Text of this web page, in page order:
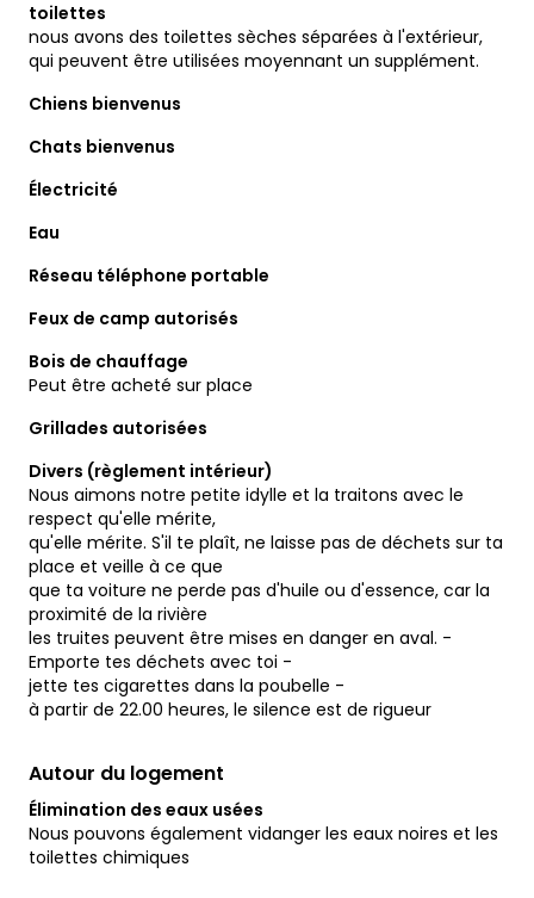
toilettes
nous avons des toilettes sèches séparées à l'extérieur,
qui peuvent être utilisées moyennant un supplément.
Chiens bienvenus
Chats bienvenus
Électricité
Eau
Réseau téléphone portable
Feux de camp autorisés
Bois de chauffage
Peut être acheté sur place
Grillades autorisées
Divers (règlement intérieur)
Nous aimons notre petite idylle et la traitons avec le
respect qu'elle mérite,
qu'elle mérite. S'il te plaît, ne laisse pas de déchets sur ta
place et veille à ce que
que ta voiture ne perde pas d'huile ou d'essence, car la
proximité de la rivière
les truites peuvent être mises en danger en aval. -
Emporte tes déchets avec toi -
jette tes cigarettes dans la poubelle -
à partir de 22.00 heures, le silence est de rigueur
Autour du logement
Élimination des eaux usées
Nous pouvons également vidanger les eaux noires et les
toilettes chimiques